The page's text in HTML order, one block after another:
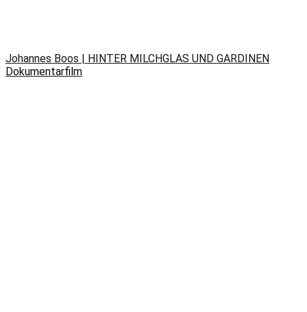
Johannes Boos | HINTER MILCHGLAS UND GARDINEN
Dokumentarfilm